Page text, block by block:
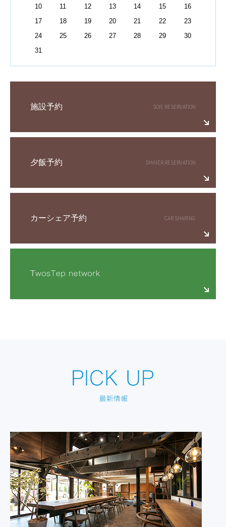
10
11 12 13 14 15
16
17
18 19 20 21 22
23
24
25 26 27 28 29
30
31
施設予約
夕飯予約
カーシェア予約